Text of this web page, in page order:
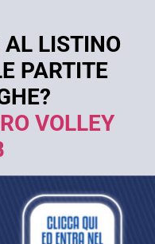
AL LISTINO
PARTITE
VOLLEY